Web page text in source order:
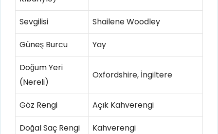
Sevgilisi Shailene Woodley
Güneş Burcu Yay
Doğum Yeri
(Nereli)
Oxfordshire, İngiltere
Göz Rengi Açık Kahverengi
Doğal Saç Rengi Kahverengi